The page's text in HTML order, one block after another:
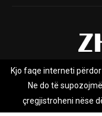
Rreth nesh
Zhurnal.mk është
Kjo faqe interneti
Ne do të
çregjistroheni nëse